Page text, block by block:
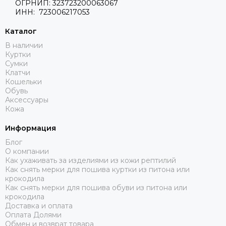
Каждый образец пары перчаток не имеет себе подобных,
ведь кожа рептилий отличается по характерному рисунку
позволяют коже сохранить мягкость и дают ей прочность
в носке. Современные методы окрашивания придают
коже питона любой оттенок, чтобы Вы могли максимально
точно подобрать перчатки под цвет одежды или свои
предпочтения.
Мы предлагаем перчатки для женщин из качественной
натуральной кожи питона для разных сезонов. В нашем
оттенка. Привлекательные цены приятно Вас порадуют.
ОГРНИП: 323723200063067
ИНН: 723006217053
Каталог
В наличии
Куртки
Сумки
Клатчи
Кошельки
Обувь
Аксессуары
Кожа
Информация
Блог
О компании
Как ухаживать за изделиями из кожи рептилий
Как снять мерки для пошива куртки из питона или
крокодила
Как снять мерки для пошива обуви из питона или
крокодила
Доставка и оплата
Оплата Долями